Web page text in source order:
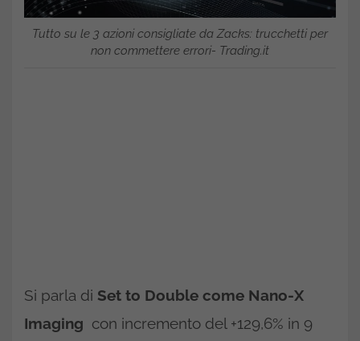
Tutto su le 3 azioni consigliate da Zacks: trucchetti per
non commettere errori- Trading.it
Si parla di Set to Double come Nano-X
Imaging con incremento del +129,6% in 9